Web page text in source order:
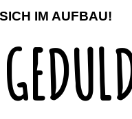
IM AUFBAU!